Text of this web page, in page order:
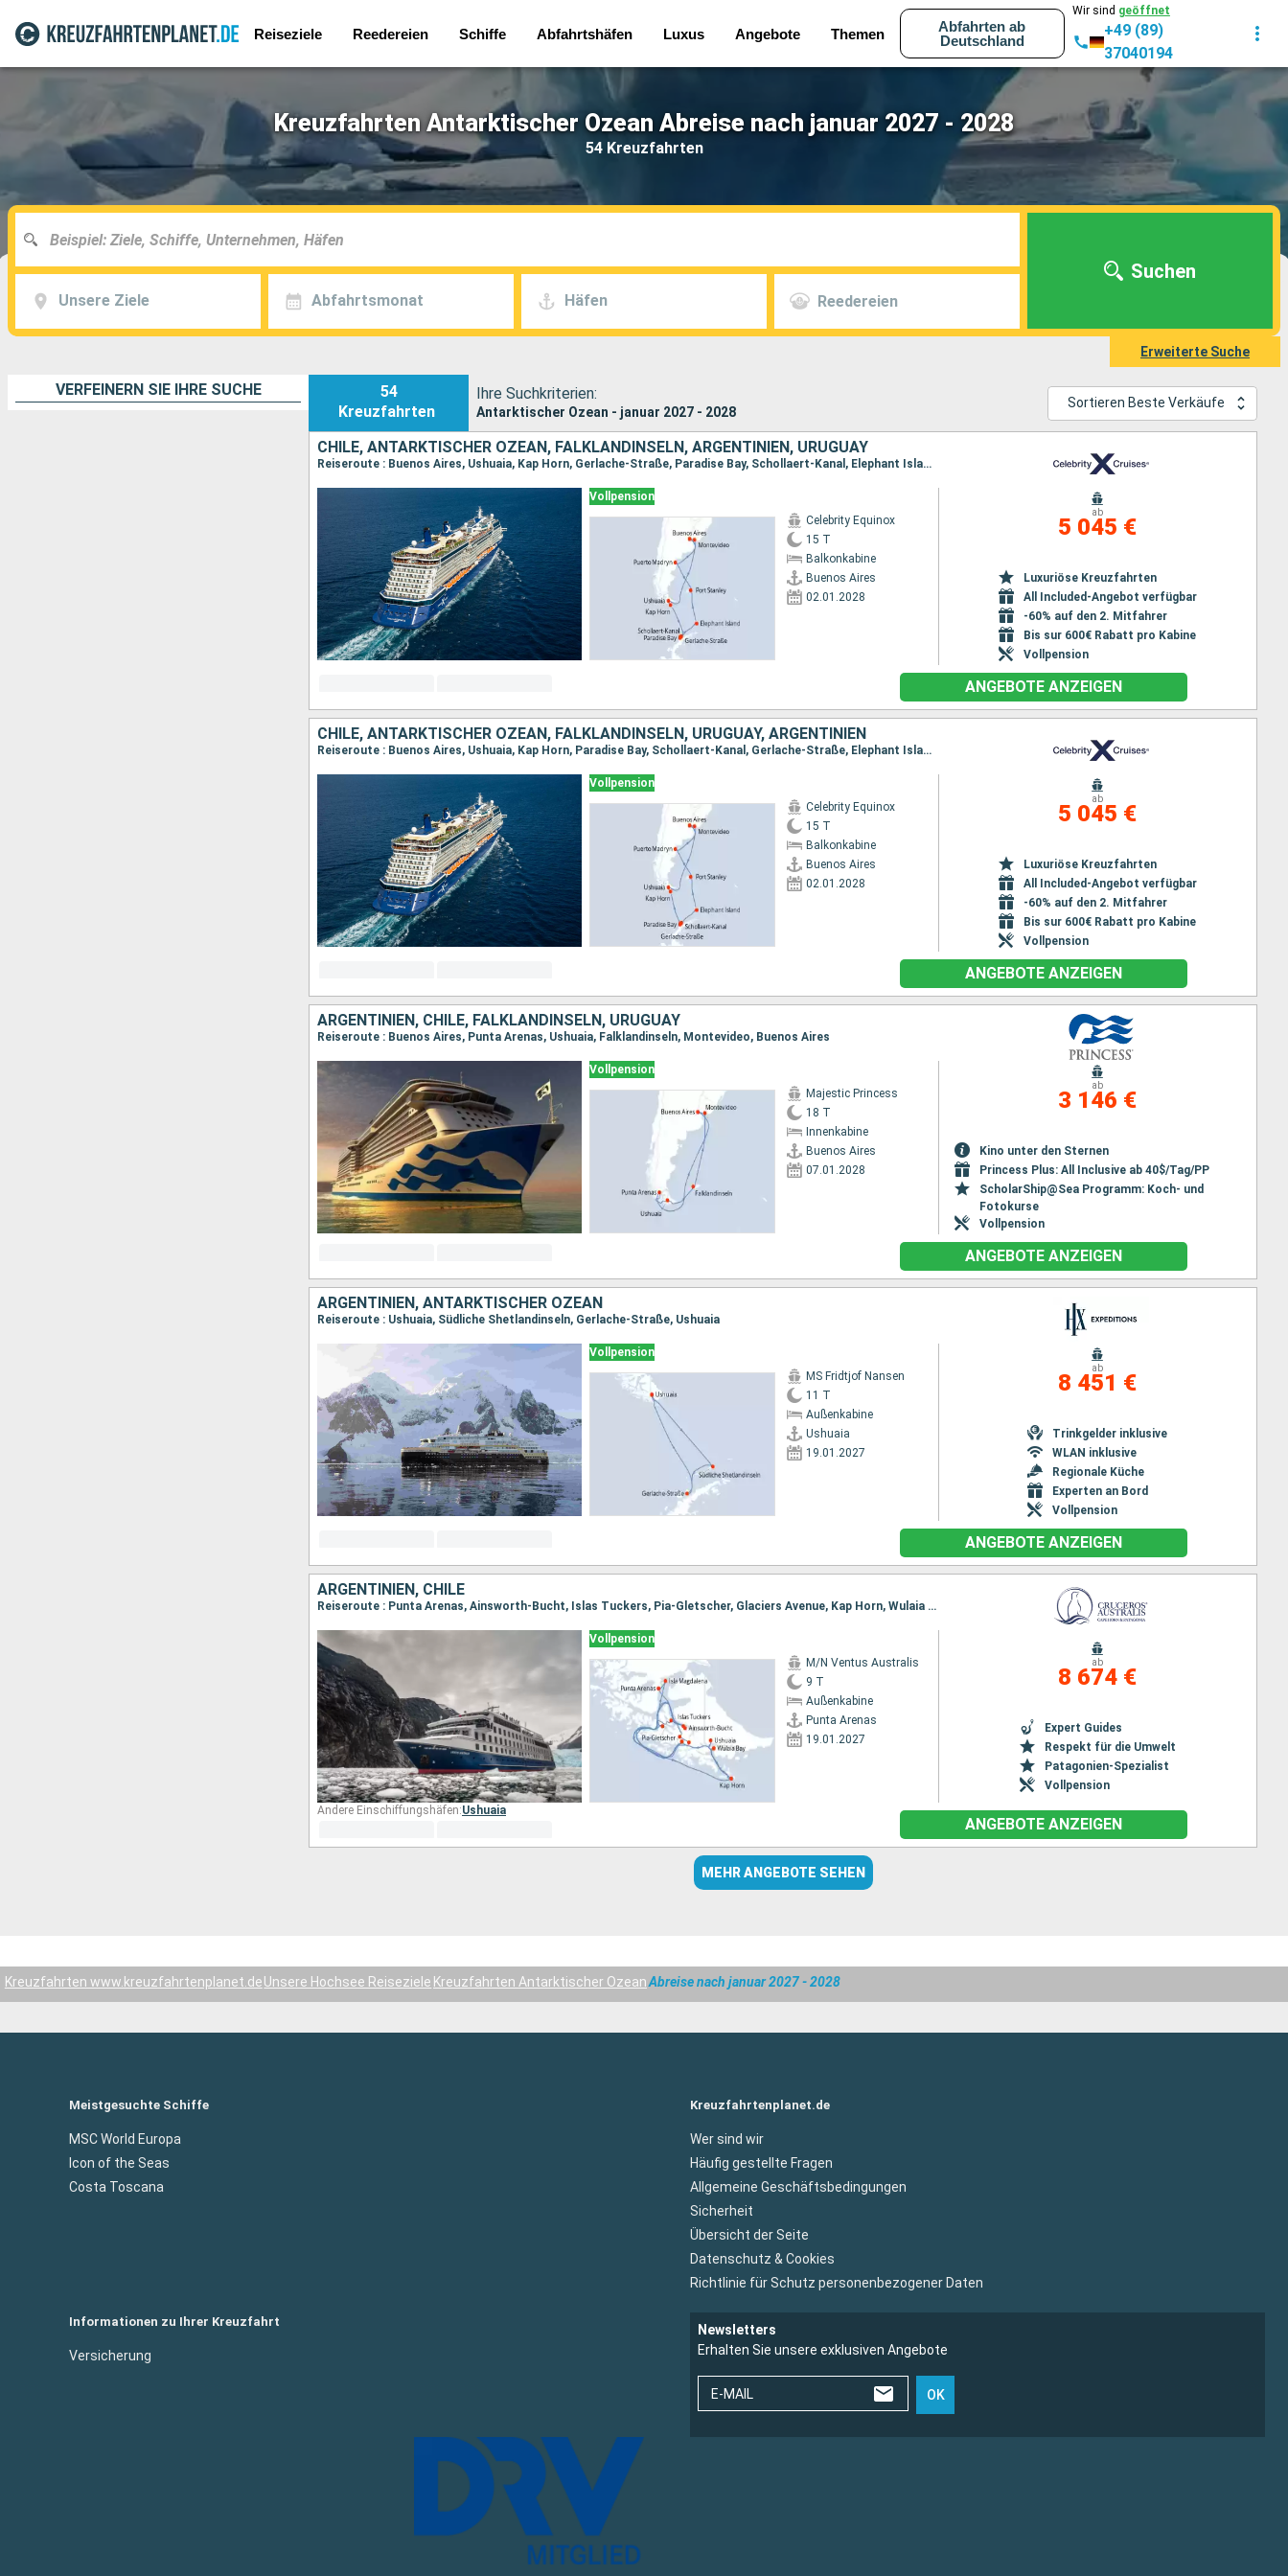
Reiseziele Reedereien Schiffe Abfahrtshäfen Luxus Angebote Themen
Abfahrten ab
Deutschland
Wir sind geöffnet
+49 (89)
37040194
Kreuzfahrten Antarktischer Ozean Abreise nach januar 2027 - 2028
54 Kreuzfahrten
Unsere Ziele Abfahrtsmonat Häfen Reedereien
Suchen
Erweiterte Suche
VERFEINERN SIE IHRE SUCHE
54
Kreuzfahrten
Ihre Suchkriterien:
Antarktischer Ozean - januar 2027 - 2028
Sortieren Beste Verkäufe
CHILE, ANTARKTISCHER OZEAN, FALKLANDINSELN, ARGENTINIEN, URUGUAY
Reiseroute : Buenos Aires, Ushuaia, Kap Horn, Gerlache-Straße, Paradise Bay, Schollaert-Kanal, Elephant Island, Port Stanley, Puerto Madryn, Montevideo, Buenos Aires
Vollpension
Celebrity Equinox
15 T
Balkonkabine
Buenos Aires
02.01.2028
ab
5 045 €
Luxuriöse Kreuzfahrten
All Included-Angebot verfügbar
-60% auf den 2. Mitfahrer
Bis sur 600€ Rabatt pro Kabine
Vollpension
ANGEBOTE ANZEIGEN
CHILE, ANTARKTISCHER OZEAN, FALKLANDINSELN, URUGUAY, ARGENTINIEN
Reiseroute : Buenos Aires, Ushuaia, Kap Horn, Paradise Bay, Schollaert-Kanal, Gerlache-Straße, Elephant Island, Port Stanley, Puerto Madryn, Montevideo, Buenos Aires
Vollpension
Celebrity Equinox
15 T
Balkonkabine
Buenos Aires
02.01.2028
ab
5 045 €
Luxuriöse Kreuzfahrten
All Included-Angebot verfügbar
-60% auf den 2. Mitfahrer
Bis sur 600€ Rabatt pro Kabine
Vollpension
ANGEBOTE ANZEIGEN
ARGENTINIEN, CHILE, FALKLANDINSELN, URUGUAY
Reiseroute : Buenos Aires, Punta Arenas, Ushuaia, Falklandinseln, Montevideo, Buenos Aires
Vollpension
Majestic Princess
18 T
Innenkabine
Buenos Aires
07.01.2028
ab
3 146 €
Kino unter den Sternen
Princess Plus: All Inclusive ab 40$/Tag/PP
ScholarShip@Sea Programm: Koch- und
Fotokurse
Vollpension
ANGEBOTE ANZEIGEN
ARGENTINIEN, ANTARKTISCHER OZEAN
Reiseroute : Ushuaia, Südliche Shetlandinseln, Gerlache-Straße, Ushuaia
Vollpension
MS Fridtjof Nansen
11 T
Außenkabine
Ushuaia
19.01.2027
ab
8 451 €
Trinkgelder inklusive
WLAN inklusive
Regionale Küche
Experten an Bord
Vollpension
ANGEBOTE ANZEIGEN
ARGENTINIEN, CHILE
Reiseroute : Punta Arenas, Ainsworth-Bucht, Islas Tuckers, Pia-Gletscher, Glaciers Avenue, Kap Horn, Wulaia Bay, Ushuaia, Kap Horn, Wulaia Bay, Pia-Gletscher, Garibaldi Gletscher, Glacier Agostini, Aguila Gletscher, Isla Magdalena, Punta Arenas
Vollpension
M/N Ventus Australis
9 T
Außenkabine
Punta Arenas
19.01.2027
ab
8 674 €
Expert Guides
Respekt für die Umwelt
Patagonien-Spezialist
Vollpension
Andere Einschiffungshäfen:Ushuaia
ANGEBOTE ANZEIGEN
MEHR ANGEBOTE SEHEN
Kreuzfahrten www.kreuzfahrtenplanet.deUnsere Hochsee Reiseziele Kreuzfahrten Antarktischer OzeanAbreise nach januar 2027 - 2028
Meistgesuchte Schiffe
MSC World Europa
Icon of the Seas
Costa Toscana
Kreuzfahrtenplanet.de
Wer sind wir
Häufig gestellte Fragen
Allgemeine Geschäftsbedingungen
Sicherheit
Übersicht der Seite
Datenschutz & Cookies
Richtlinie für Schutz personenbezogener Daten
Informationen zu Ihrer Kreuzfahrt
Versicherung
Newsletters
Erhalten Sie unsere exklusiven Angebote
E-MAIL OK